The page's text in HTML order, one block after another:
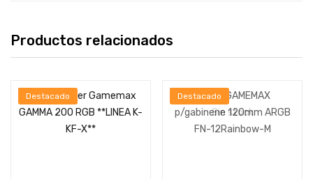
Productos relacionados
Destacado
Sin stock
Destacado